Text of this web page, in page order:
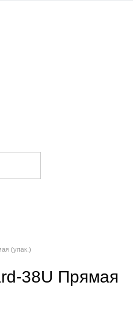
(упак.)
38U Прямая